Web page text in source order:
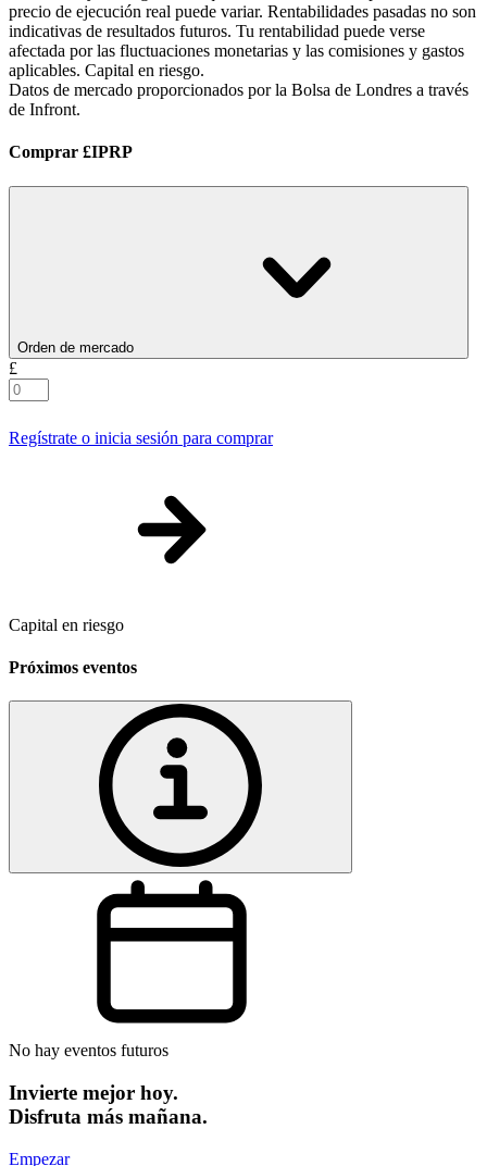
precio de ejecución real puede variar. Rentabilidades pasadas no son
indicativas de resultados futuros. Tu rentabilidad puede verse
afectada por las fluctuaciones monetarias y las comisiones y gastos
aplicables. Capital en riesgo.
Datos de mercado proporcionados por la Bolsa de Londres a través
de Infront.
Comprar £IPRP
Orden de mercado
£
Regístrate o inicia sesión para comprar
Capital en riesgo
Próximos eventos
No hay eventos futuros
Invierte mejor hoy.
Disfruta más mañana.
Empezar